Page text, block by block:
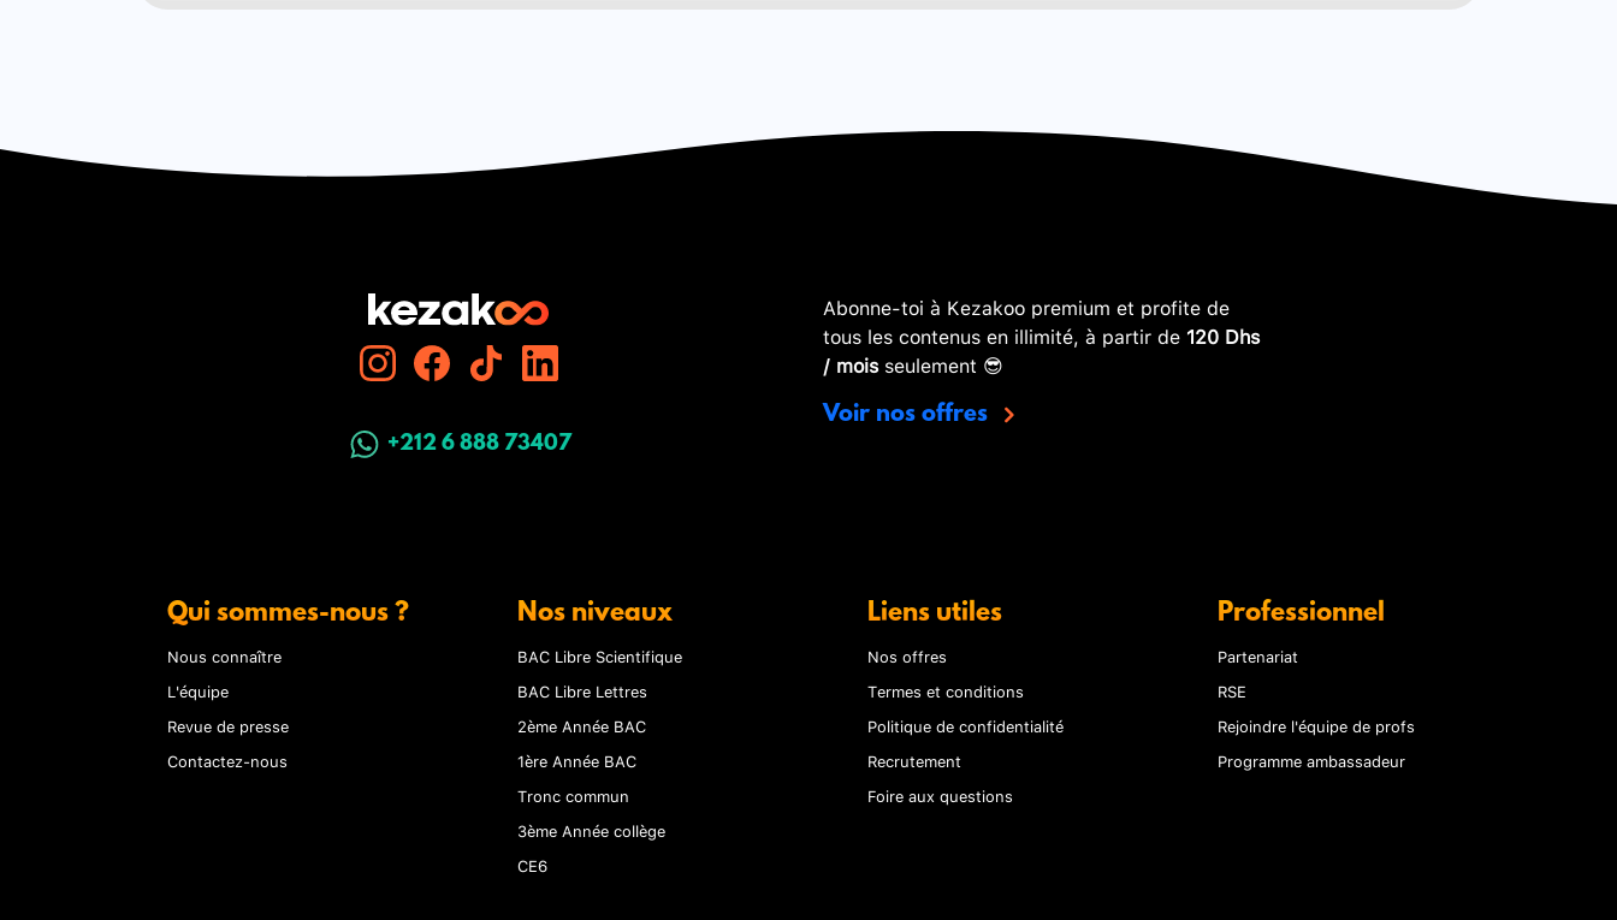
+212 6 888 73407
Abonne-toi à Kezakoo premium et profite de
tous les contenus en illimité, à partir de 120 Dhs
/ moisseulement 😎
Voir nos offres
Qui sommes-nous ?
Nous connaître
L'équipe
Revue de presse
Contactez-nous
Nos niveaux
BAC Libre Scientifique
BAC Libre Lettres
2ème Année BAC
1ère Année BAC
Tronc commun
3ème Année collège
CE6
Liens utiles
Nos offres
Termes et conditions
Politique de confidentialité
Recrutement
Foire aux questions
Professionnel
Partenariat
RSE
Rejoindre l'équipe de profs
Programme ambassadeur